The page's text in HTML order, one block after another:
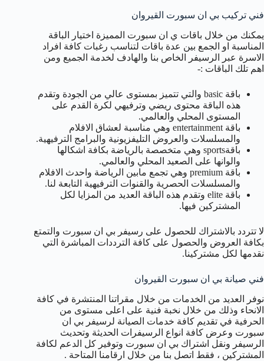
فني تركيب بي ان سبورت القيروان
يمكنك من خلال باقات ي ان سبورت المميزة اختيار الباقة
المناسبة او الجمع بين عدة باقات لتناسب رغبات كافة افراد
الاسرة عبر الرسيفر الخاص بنا والهادف لخدمة الجميع ومن
اهم تلك الباقات :-
باقة basic والتي تتميز بمستوى عالي من الجودة وتقدم
هذه الباقة محتوى ريضي وترفيهي لكرة القدم على
المستوى المحلي والعالمي.
باقة entertainment وهي مناسبة لعشاق الافلام
والمسلسلات والعروض التليفزيونية والبرامج الترفيهية.
باقةsports وهي متخصصة بالرياضة بكافة اشكالها
والوانها على الصعيد المحلي والعالمي.
باقة premium وهي تجمع مابين الرياضة واحدث الافلام
والمسلسلات الحصرية والقنوات الترفيهية التابعة لنا.
باقة elite وتقدم هذه الباقة العديد من المزايا لكل
المشتركين فيها.
لا تتردد بالاشتراك للحصول على رسيفر بي ان سبورت والتمتع
بكافة العروض والحصول على كافة الترددات المباشرة التي
نقدمها لكل مشتركينا.
فني صيانة بي ان سبورت القيروان
نوفر العديد من الخدمات من خلال مقراتنا المنتشرة في كافة
الانحاء وذلك من خلال نخبة فنية على اعلى مستوى من
الحرفية في تقديم كافة خدمات الصيانة لرسيفر بي ان
سبورت وعرض كافة انواع الرسيفرات الحديثة وتحديث
الرسيفر ونقل اشتراك بي ان سبورت وتوفير كل الدعم لكافة
المشتركين ، فقط اتصل بنا من خلال ارقامنا المتاحة .